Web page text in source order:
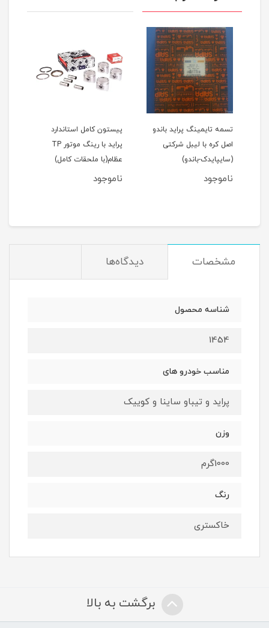
تسمه تایمینگ پراید باندو
اصل کره با لیبل شرکتی
(سایپایدک-باندو)
ناموجود
پیستون کامل استاندارد
پراید با رینگ موتور TP
عظام(با ملحقات کامل)
ناموجود
مشخصات دیدگاه‌ها
شناسه محصول
1454
مناسب خودرو های
پراید و تیباو ساینا و کوییک
وزن
1000گرم
رنگ
خاکستری
برگشت به بالا